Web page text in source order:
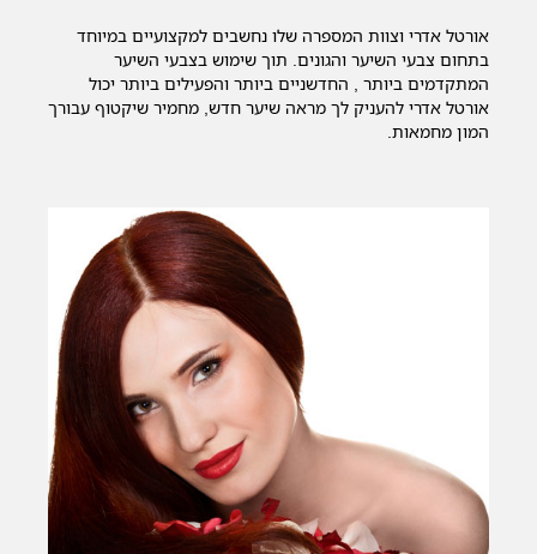
אורטל אדרי וצוות המספרה שלו נחשבים למקצועיים במיוחד
בתחום צבעי השיער והגונים. תוך שימוש בצבעי השיער
המתקדמים ביותר , החדשניים ביותר והפעילים ביותר יכול
אורטל אדרי להעניק לך מראה שיער חדש, מחמיר שיקטוף עבורך
המון מחמאות.